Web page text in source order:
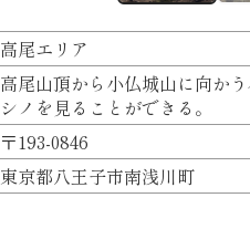
高尾エリア
高尾山頂から小仏城山に向か
シノを見ることができる。
〒193-0846
東京都八王子市南浅川町